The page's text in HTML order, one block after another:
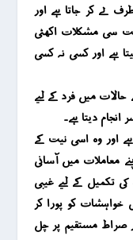
لے کر جاتا ہے اور
سی مشکلات اکھٹی
ہے اور کسی نہ کسی
حالات میں فرد کے لیے
دیتا ہے۔
اور وہ اسی نیت کے
معاملات میں آسانی
تکمیل کے لیے غیبی
خواہشات کو پورا کر
صراط مستقیم پر چل